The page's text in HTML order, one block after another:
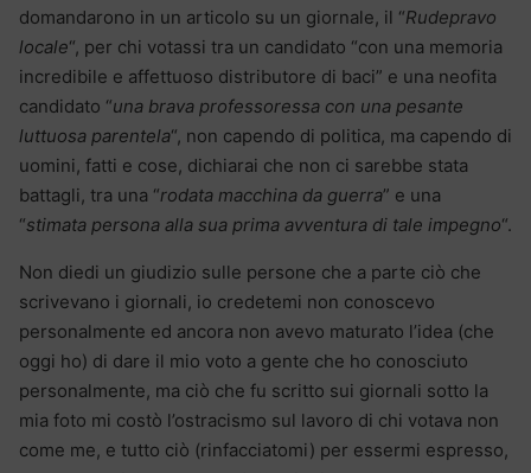
domandarono in un articolo su un giornale, il “Rudepravo
locale“, per chi votassi tra un candidato “con una memoria
incredibile e affettuoso distributore di baci” e una neofita
candidato “una brava professoressa con una pesante
luttuosa parentela“, non capendo di politica, ma capendo di
uomini, fatti e cose, dichiarai che non ci sarebbe stata
battagli, tra una “rodata macchina da guerra” e una
“stimata persona alla sua prima avventura di tale impegno“.
Non diedi un giudizio sulle persone che a parte ciò che
scrivevano i giornali, io credetemi non conoscevo
personalmente ed ancora non avevo maturato l’idea (che
oggi ho) di dare il mio voto a gente che ho conosciuto
personalmente, ma ciò che fu scritto sui giornali sotto la
mia foto mi costò l’ostracismo sul lavoro di chi votava non
come me, e tutto ciò (rinfacciatomi) per essermi espresso,